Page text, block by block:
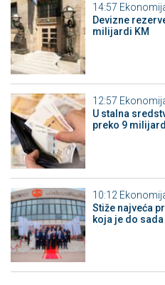
14:57
Devizne
milijardi KM
12:57
U stalna
preko 9
10:12
Stiže najveća
koja je do